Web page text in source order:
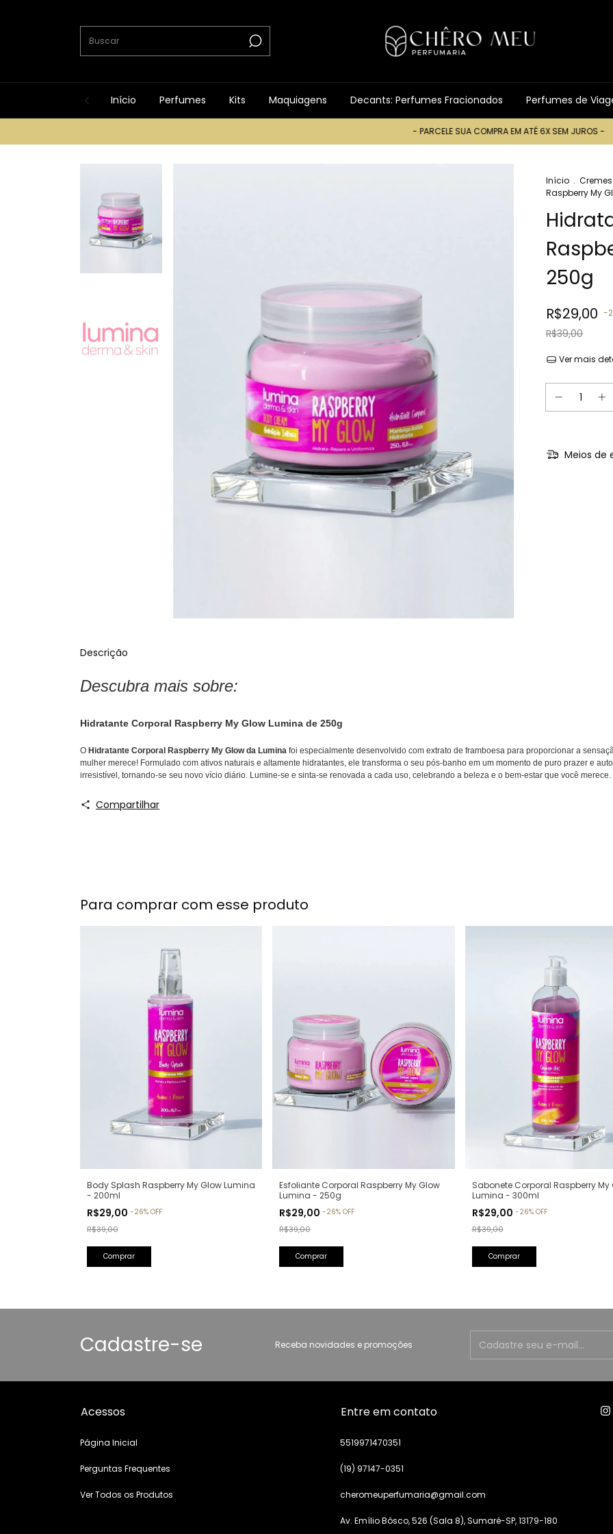
Início Perfumes Kits Maquiagens Decants: Perfumes Fracionados Perfumes de
- PARCELE SUA COMPRA EM ATÉ 6X SEM JUROS - -
Início . Cremes
Raspberry My
250g
R$29,00 -
R$39,00
Ver mais
Meios de
Descrição
Descubra mais sobre:
Hidratante Corporal Raspberry My Glow Lumina de 250g
O Hidratante Corporal Raspberry My Glow da Lumina foi especialmente desenvolvido com extrato de framboesa para proporcionar a
mulher merece! Formulado com ativos naturais e altamente hidratantes, ele transforma o seu pós-banho em um momento de puro prazer e
irresistível, tornando-se seu novo vício diário. Lumine-se e sinta-se renovada a cada uso, celebrando a beleza e o bem-estar que você merece.
Compartilhar
Para comprar com esse produto
Body Splash Raspberry My Glow Lumina
- 200ml
R$29,00 -26% OFF
R$39,00
Esfoliante Corporal Raspberry My Glow
Lumina - 250g
R$29,00-26%OFF
R$39,00
Sabonete Corporal Raspberry My
Lumina - 300ml
R$29,00 -26% OFF
R$39,00
Cadastre-se Receba novidades e promoções
Acessos
Página Inicial
Perguntas Frequentes
Ver Todos os Produtos
Entre em contato
5519971470351
(19) 97147-0351
cheromeuperfumaria@gmail.com
Av. Emílio Bôsco, 526 (Sala 8), Sumaré-SP, 13179-180